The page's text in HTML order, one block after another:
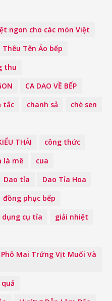
ngon cho các món Việt
Tên Áo bếp
thu
CA DAO VỀ BẾP
tắc chanh sả
chè sen
THÁI
công thức
là mê
cua
Dao tỉa
Dao Tỉa Hoa
đồng phục bếp
dụng cụ tỉa
giải nhiệt
Mai Trứng Vịt Muối Và